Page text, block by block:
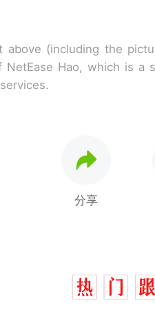
above (including the
Hao, which is a
分享